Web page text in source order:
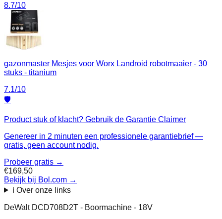
8.7/10
gazonmaster Mesjes voor Worx Landroid robotmaaier - 30
stuks - titanium
7.1/10
🛡️
Product stuk of klacht? Gebruik de Garantie Claimer
Genereer in 2 minuten een professionele garantiebrief —
gratis, geen account nodig.
Probeer gratis →
€169,50
Bekijk bij Bol.com →
ℹ️ Over onze links
DeWalt DCD708D2T - Boormachine - 18V